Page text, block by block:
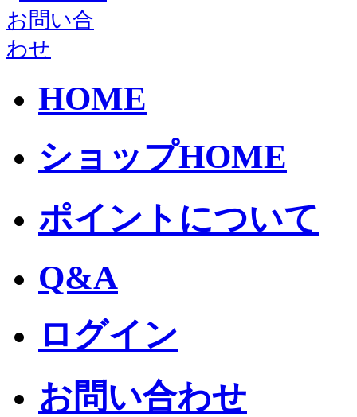
HOME
ショップHOME
ポイントについて
Q&A
ログイン
お問い合わせ